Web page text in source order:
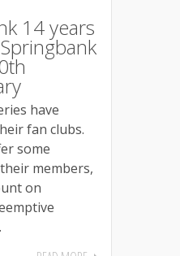
14 years
have
fan clubs.
some
members,
on